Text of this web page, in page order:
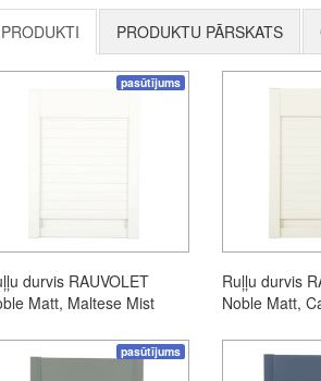
PRODUKTI PRODUKTU PĀRSKATS
pasūtījums
durvis RAUVOLET
Matt, Maltese Mist
Ruļļu durvis
Noble Matt,
pasūtījums